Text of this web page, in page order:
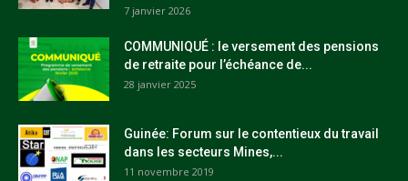
7 janvier 2026
COMMUNIQUÉ : le versement des pensions
de retraite pour l’échéance de...
28 janvier 2025
Guinée: Forum sur le contentieux du travail
dans les secteurs Mines,...
11 novembre 2019